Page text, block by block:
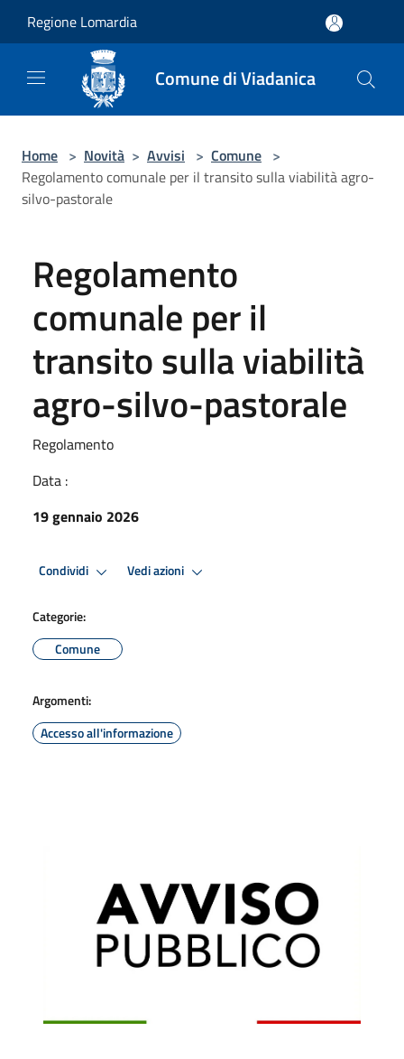
Regione Lomardia
Comune di Viadanica
Home > Novità > Avvisi > Comune >
Regolamento comunale per il transito sulla viabilità agro-
silvo-pastorale
Regolamento
comunale per il
transito sulla viabilità
agro-silvo-pastorale
Regolamento
Data :
19 gennaio 2026
Condividi Vedi azioni
Categorie:
Comune
Argomenti:
Accesso all'informazione